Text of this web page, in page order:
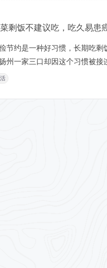
剩饭不建议吃，吃久易患
节约是一种好习惯，长期吃
州一家三口却因这个习惯被